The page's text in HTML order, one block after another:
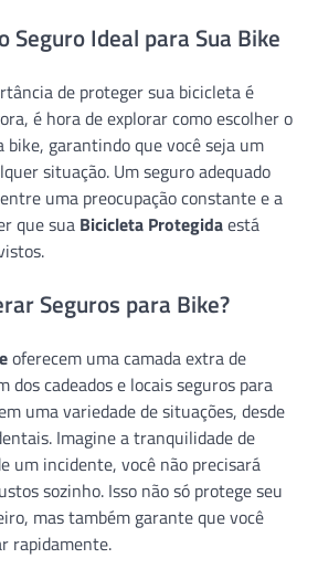
Seguro Ideal para Sua Bike
de proteger sua bicicleta é
é hora de explorar como escolher o
bike, garantindo que você seja um
situação. Um seguro adequado
uma preocupação constante e a
que sua Bicicleta Protegidaestá
Seguros para Bike?
oferecem uma camada extra de
dos cadeados e locais seguros para
uma variedade de situações, desde
Imagine a tranquilidade de
um incidente, você não precisará
sozinho. Isso não só protege seu
mas também garante que você
rapidamente.